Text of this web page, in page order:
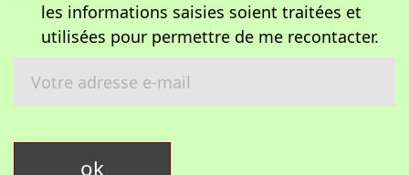
les informations saisies soient traitées et
utilisées pour permettre de me recontacter.